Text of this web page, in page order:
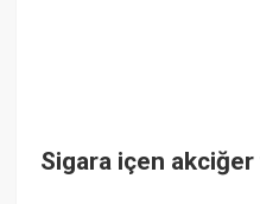
Sigara içen